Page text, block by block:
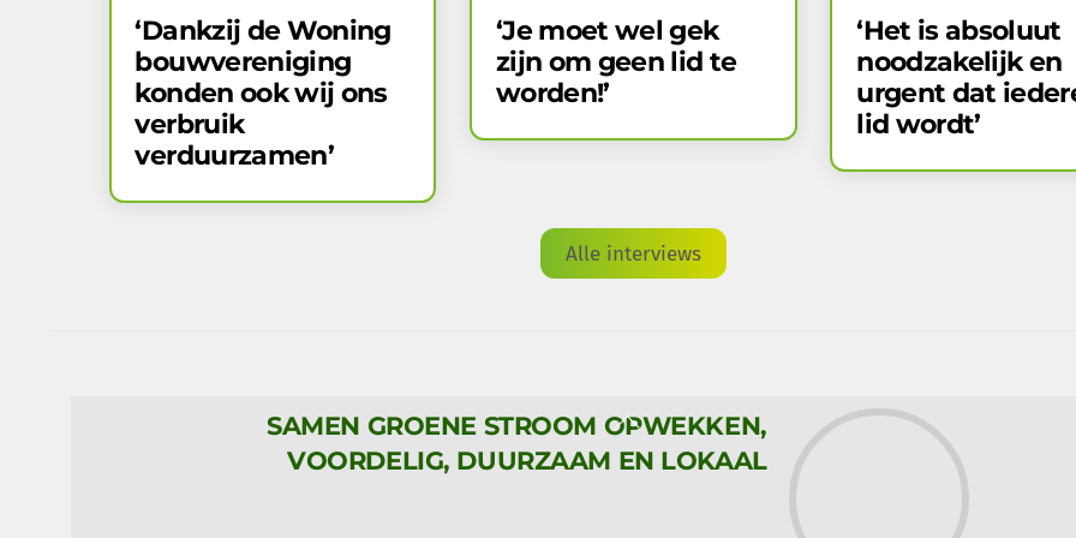
‘Dankzij de Woning​
bouw​​vereniging
konden ook wij ons
verbruik
verduurzamen’
‘Je moet wel gek
zijn om geen lid te
worden!’
‘Het is absoluut
noodzakelijk en
urgent dat
lid wordt’
Alle interviews
SAMEN GROENE STROOM OPWEKKEN,
VOORDELIG, DUURZAAM EN LOKAAL
Back
To